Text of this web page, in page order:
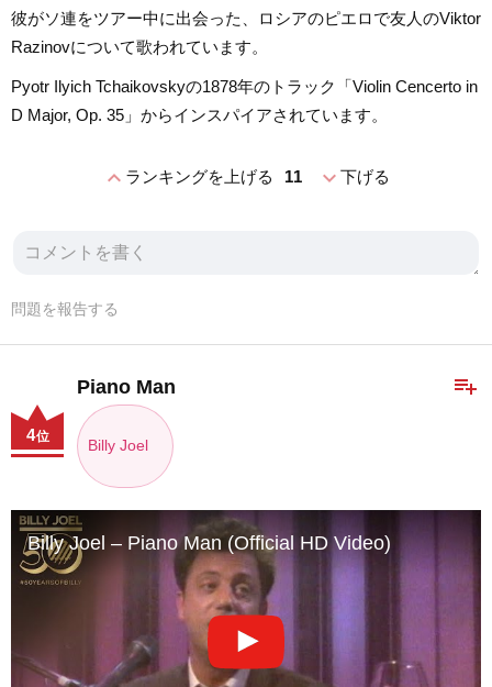
彼がソ連をツアー中に出会った、ロシアのピエロで友人のViktor
Razinovについて歌われています。
Pyotr Ilyich Tchaikovskyの1878年のトラック「Violin Cencerto in
D Major, Op. 35」からインスパイアされています。
expand_lessランキングを上げる 11 expand_more下げる
問題を報告する
playlist_add
Piano Man
Billy Joel
4位
Billy Joel – Piano Man (Official HD Video)